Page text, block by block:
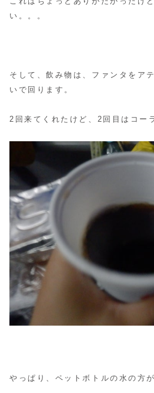
い。。。
そして、飲み物は、ファンタをア
いで回ります。
2回来てくれたけど、2回目はコー
やっぱり、ペットボトルの水の方